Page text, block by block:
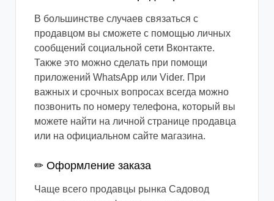
В большинстве случаев связаться с
продавцом вы сможете с помощью личных
сообщений социальной сети Вконтакте.
Также это можно сделать при помощи
приложений WhatsApp или Vider. При
важных и срочных вопросах всегда можно
позвонить по номеру телефона, который вы
можете найти на личной странице продавца
или на официальном сайте магазина.
✏ Оформление заказа
Чаще всего продавцы рынка Садовод